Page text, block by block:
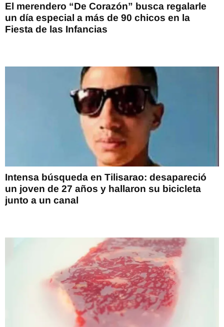
El merendero “De Corazón” busca regalarle
un día especial a más de 90 chicos en la
Fiesta de las Infancias
Intensa búsqueda en Tilisarao: desapareció
un joven de 27 años y hallaron su bicicleta
junto a un canal